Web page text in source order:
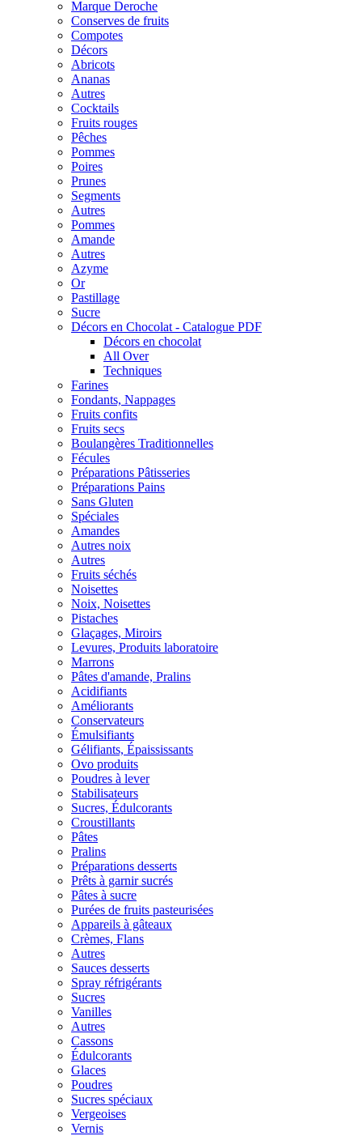
Marque Deroche
Conserves de fruits
Compotes
Décors
Abricots
Ananas
Autres
Cocktails
Fruits rouges
Pêches
Pommes
Poires
Prunes
Segments
Autres
Pommes
Amande
Autres
Azyme
Or
Pastillage
Sucre
Décors en Chocolat - Catalogue PDF
Décors en chocolat
All Over
Techniques
Farines
Fondants, Nappages
Fruits confits
Fruits secs
Boulangères Traditionnelles
Fécules
Préparations Pâtisseries
Préparations Pains
Sans Gluten
Spéciales
Amandes
Autres noix
Autres
Fruits séchés
Noisettes
Noix, Noisettes
Pistaches
Glaçages, Miroirs
Levures, Produits laboratoire
Marrons
Pâtes d'amande, Pralins
Acidifiants
Améliorants
Conservateurs
Émulsifiants
Gélifiants, Épaississants
Ovo produits
Poudres à lever
Stabilisateurs
Sucres, Édulcorants
Croustillants
Pâtes
Pralins
Préparations desserts
Prêts à garnir sucrés
Pâtes à sucre
Purées de fruits pasteurisées
Appareils à gâteaux
Crèmes, Flans
Autres
Sauces desserts
Spray réfrigérants
Sucres
Vanilles
Autres
Cassons
Édulcorants
Glaces
Poudres
Sucres spéciaux
Vergeoises
Vernis